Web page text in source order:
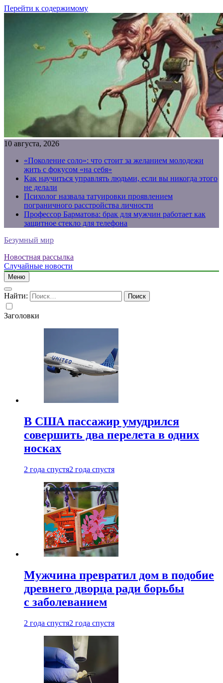
Перейти к содержимому
10 августа, 2026
«Поколение соло»: что стоит за желанием молодежи
жить с фокусом «на себя»
Как научиться управлять людьми, если вы никогда этого
не делали
Психолог назвала татуировки проявлением
пограничного расстройства личности
Профессор Барматова: брак для мужчин работает как
защитное стекло для телефона
Безумный мир
Новостная рассылка
Случайные новости
Меню
Найти:
Заголовки
В США пассажир умудрился
совершить два перелета в одних
носках
2 года спустя2 года спустя
Мужчина превратил дом в подобие
древнего дворца ради борьбы
с заболеванием
2 года спустя2 года спустя